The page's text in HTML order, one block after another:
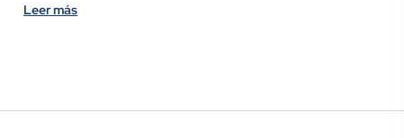
Los colores utilizados en las banderas municipales poseen
numerosas comunidades. El blanco evoca paz, unidad
Leer más